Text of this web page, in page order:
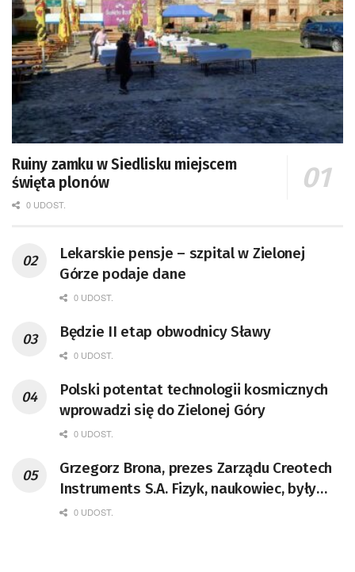
Ruiny zamku w Siedlisku miejscem
święta plonów
0 UDOST.
Lekarskie pensje – szpital w Zielonej
Górze podaje dane
0 UDOST.
Będzie II etap obwodnicy Sławy
0 UDOST.
Polski potentat technologii kosmicznych
wprowadzi się do Zielonej Góry
0 UDOST.
Grzegorz Brona, prezes Zarządu Creotech
Instruments S.A. Fizyk, naukowiec, były
pracownik CERN w Genewie,
0 UDOST.